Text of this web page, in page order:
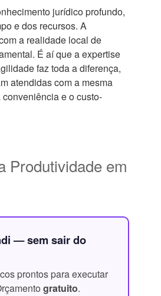
jurídico profundo,
e dos recursos. A
a realidade local de
É aí que a expertise
faz toda a diferença,
atendidas com a mesma
e o custo-
Produtividade em
— sem sair do
prontos para executar
gratuito.